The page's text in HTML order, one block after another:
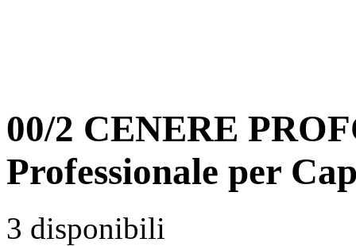
00/2 CENERE
Professionale per
3 disponibili